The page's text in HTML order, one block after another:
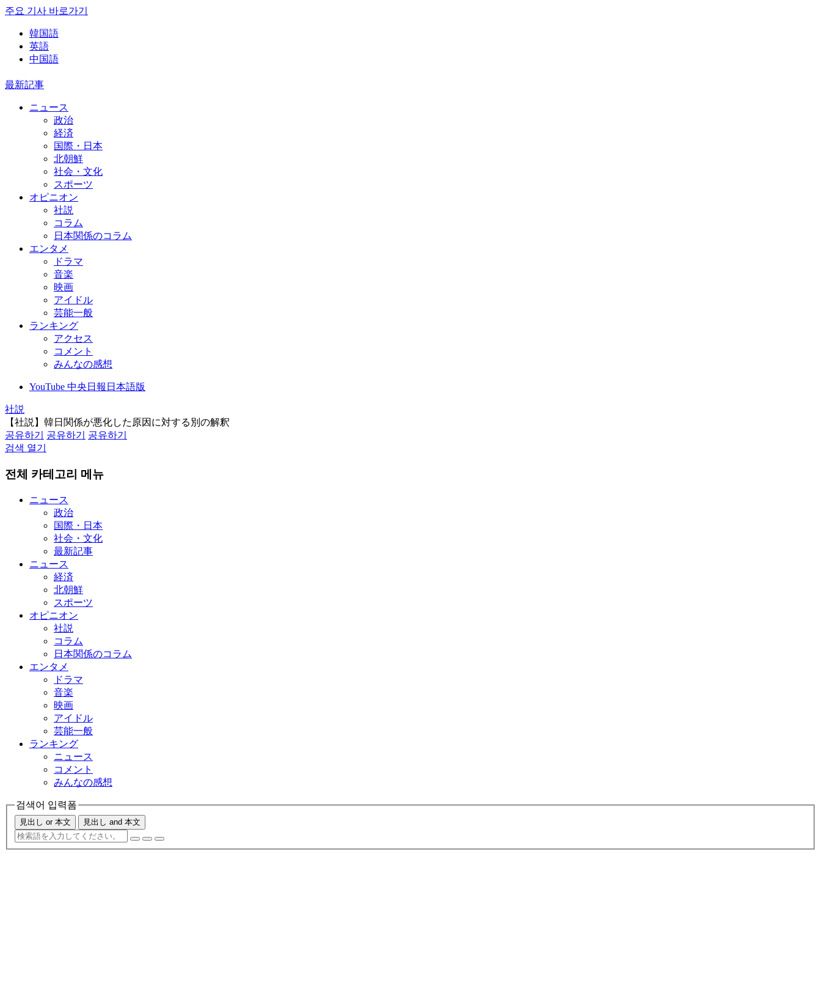
주요 기사 바로가기
韓国語
英語
中国語
最新記事
ニュース
政治
経済
国際・日本
北朝鮮
社会・文化
スポーツ
オピニオン
社説
コラム
日本関係のコラム
エンタメ
ドラマ
音楽
映画
アイドル
芸能一般
ランキング
アクセス
コメント
みんなの感想
YouTube 中央日報日本語版
社説
【社説】韓日関係が悪化した原因に対する別の解釈
공유하기
공유하기
공유하기
검색 열기
전체 카테고리 메뉴
ニュース
政治
国際・日本
社会・文化
最新記事
ニュース
経済
北朝鮮
スポーツ
オピニオン
社説
コラム
日本関係のコラム
エンタメ
ドラマ
音楽
映画
アイドル
芸能一般
ランキング
ニュース
コメント
みんなの感想
검색어 입력폼
見出し or 本文 見出し and 本文